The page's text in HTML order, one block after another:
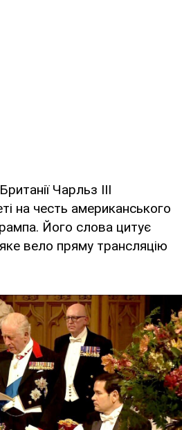
Чарльз III
на честь американського
Його слова цитує
яке вело пряму трансляцію